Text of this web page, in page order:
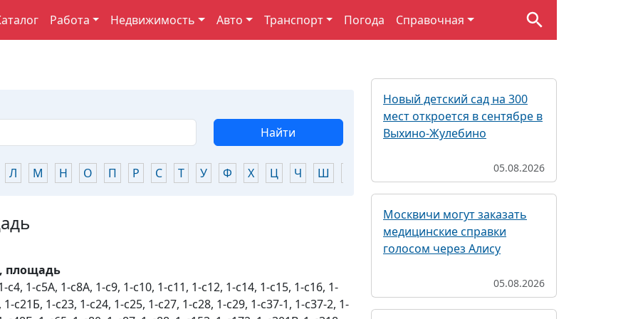
Работа Недвижимость Авто Транспорт Погода Справочная
Найти
Л М Н О П Р С Т У Ф Х Ц Ч Ш
площадь
с4, 1-с5А, 1-с8А, 1-с9, 1-с10, 1-с11, 1-с12, 1-с14, 1-с15, 1-с16, 1-
с21Б, 1-с23, 1-с24, 1-с25, 1-с27, 1-с28, 1-с29, 1-с37-1, 1-с37-2, 1-
Новый детский сад на 300
мест откроется в сентябре в
Выхино-Жулебино
05.08.2026
Москвичи могут заказать
медицинские справки
голосом через Алису
05.08.2026